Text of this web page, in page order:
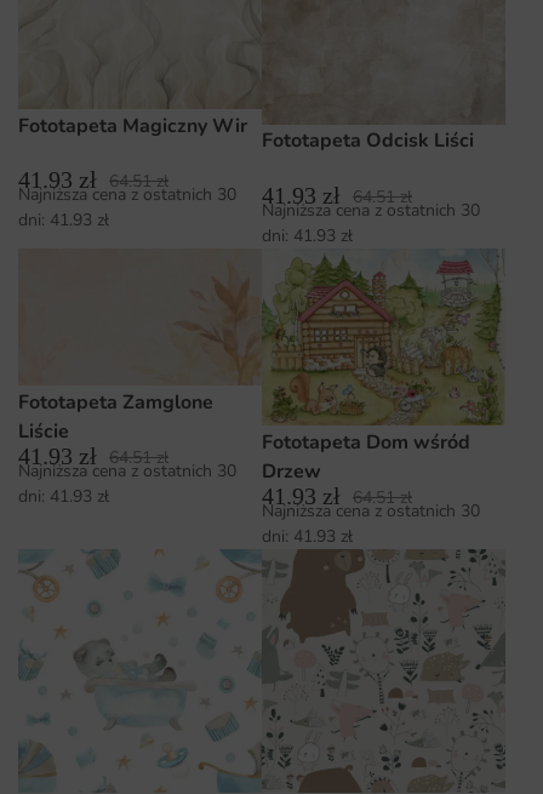
Fototapeta Magiczny Wir
41.93 zł 64.51zł
Najniższa cena z ostatnich 30
dni: 41.93 zł
Fototapeta Odcisk Liści
41.93 zł 64.51zł
Najniższa cena z ostatnich 30
dni: 41.93 zł
Fototapeta Zamglone
Liście
41.93 zł 64.51zł
Najniższa cena z ostatnich 30
dni: 41.93 zł
Fototapeta Dom wśród
Drzew
41.93 zł 64.51zł
Najniższa cena z ostatnich 30
dni: 41.93 zł